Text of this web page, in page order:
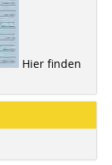
Hier finden